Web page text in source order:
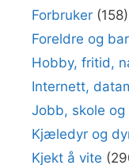
Forbruker (158)
Foreldre og
Hobby, fritid,
Internett,
Jobb, skole og
Kjæledyr og
Kjekt å vite